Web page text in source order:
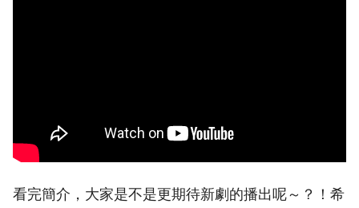
看完簡介，大家是不是更期待新劇的播出呢～？！希